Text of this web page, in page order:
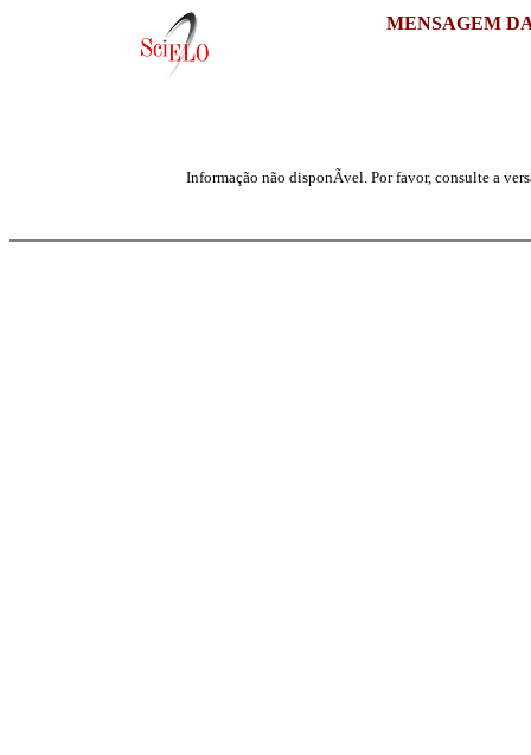
MENSAGEM
Informação não disponÃ­vel. Por favor, consulte a